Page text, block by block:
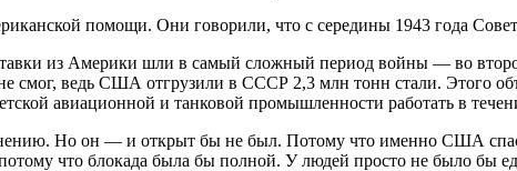
помощи. Они говорили, что с середины 1943 года
из Америки шли в самый сложный период войны — во
ведь США отгрузили в СССР 2,3 млн тонн стали. Этого
авиационной и танковой промышленности работать в
Но он — и открыт бы не был. Потому что именно США
что блокада была бы полной. У людей просто не было бы